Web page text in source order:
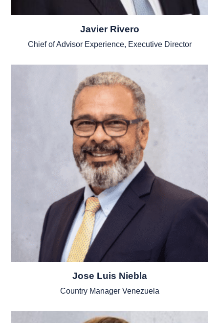
Javier Rivero
Chief of Advisor Experience, Executive Director
Jose Luis Niebla
Country Manager Venezuela